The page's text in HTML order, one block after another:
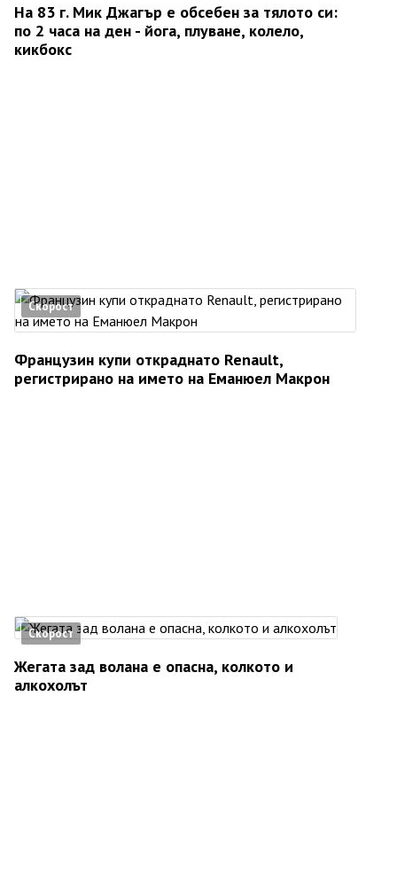
На 83 г. Мик Джагър е обсебен за тялото си:
по 2 часа на ден - йога, плуване, колело,
кикбокс
Скорост
Французин купи откраднато Renault,
регистрирано на името на Еманюел Макрон
Скорост
Жегата зад волана е опасна, колкото и
алкохолът